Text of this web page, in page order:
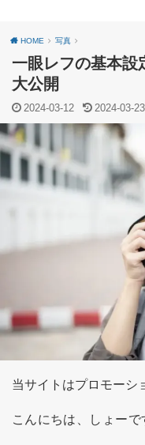
HOME 写真
一眼レフの基本設
大公開
2024-03-12 2024-03-23
当サイトはプロモーシ
こんにちは、しょーで